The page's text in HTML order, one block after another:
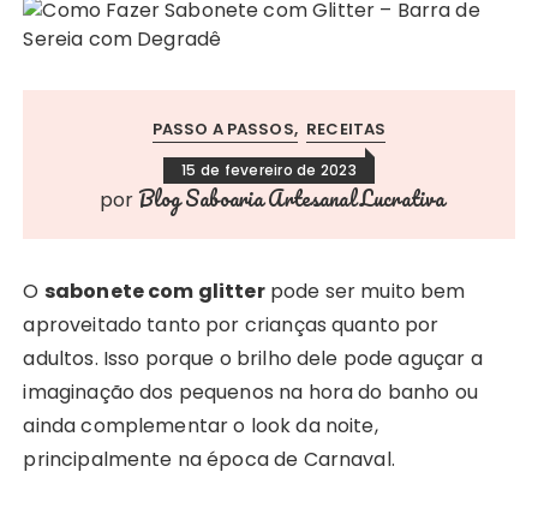
PASSO A PASSOS RECEITAS
15 de fevereiro de 2023
por Blog Saboaria Artesanal Lucrativa
O sabonete com glitterpode ser muito bem
aproveitado tanto por crianças quanto por
adultos. Isso porque o brilho dele pode aguçar a
imaginação dos pequenos na hora do banho ou
ainda complementar o look da noite,
principalmente na época de Carnaval.